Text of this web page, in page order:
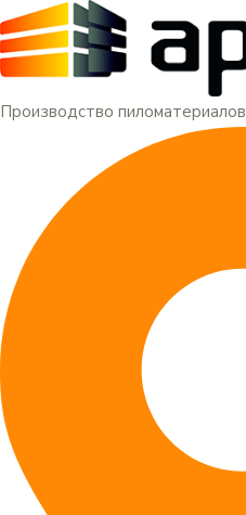
Производство пиломатериалов
Меню
Перейти
к
содержимому